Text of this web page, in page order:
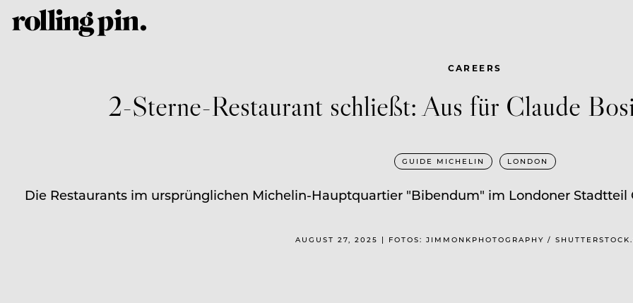
CAREERS
2-Sterne-Restaurant schließt: Aus für Claude
GUIDE MICHELIN LONDON
Die Restaurants im ursprünglichen Michelin-Hauptquartier "Bibendum" im Londoner Stadtteil
AUGUST 27, 2025 | FOTOS: JIMMONKPHOTOGRAPHY /